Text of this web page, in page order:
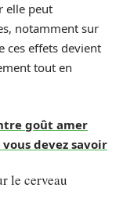
elle peut
notamment sur
ces effets devient
tout en
goût amer
devez savoir
le cerveau